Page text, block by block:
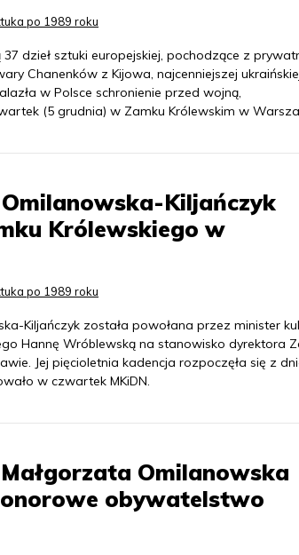
po 1989 roku
dzieł sztuki europejskiej, pochodzące z
Chanenków z Kijowa, najcenniejszej
w Polsce schronienie przed wojną,
(5 grudnia) w Zamku Królewskim w
Kiljańczyk
Królewskiego w
po 1989 roku
Kiljańczyk została powołana przez minister
Hannę Wróblewską na stanowisko dyrektora
Jej pięcioletnia kadencja rozpoczęła się z
w czwartek MKiDN.
Omilanowska
obywatelstwo